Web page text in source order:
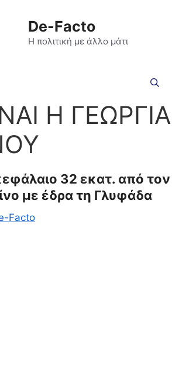
De-Facto
Η πολιτική με άλλο μάτι
Η ΓΕΩΡΓΙΑ
32 εκατ. από τον
με έδρα τη Γλυφάδα
Facto